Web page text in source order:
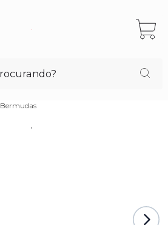
Bermudas